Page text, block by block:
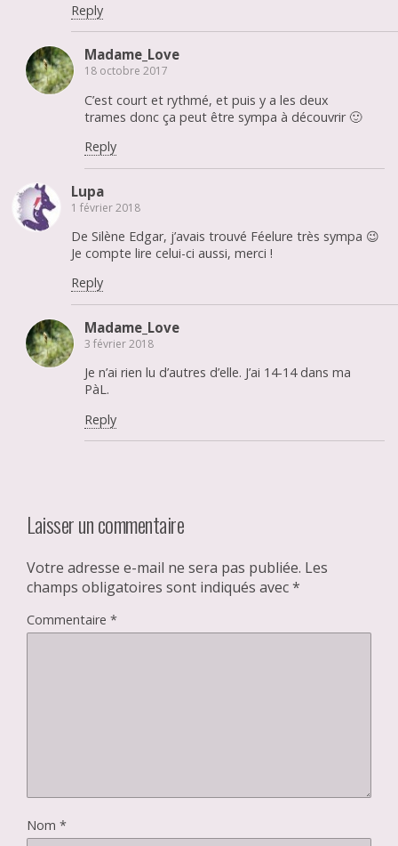
Reply
Madame_Love
18 octobre 2017
C’est court et rythmé, et puis y a les deux
trames donc ça peut être sympa à découvrir 🙂
Reply
Lupa
1 février 2018
De Silène Edgar, j’avais trouvé Féelure très sympa 😉
Je compte lire celui-ci aussi, merci !
Reply
Madame_Love
3 février 2018
Je n’ai rien lu d’autres d’elle. J’ai 14-14 dans ma
PàL.
Reply
Laisser un commentaire
Votre adresse e-mail ne sera pas publiée. Les
champs obligatoires sont indiqués avec*
Commentaire *
Nom *